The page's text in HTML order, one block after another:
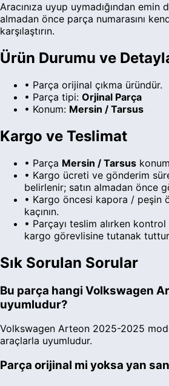
Aracınıza uyup uymadığından emin
almadan önce parça numarasını
karşılaştırın.
Ürün Durumu ve
• Parça orijinal çıkma üründür.
• Parça tipi: Orjinal Parça
• Konum: Mersin / Tarsus
Kargo ve Teslimat
• Parça Mersin / Tarsus
• Kargo ücreti ve gönderim
belirlenir; satın almadan önce
• Kargo öncesi kapora / peşin
kaçının.
• Parçayı teslim alırken
kargo görevlisine tutanak
Sık Sorulan Sorular
Bu parça hangi Volkswagen
uyumludur?
Volkswagen Arteon 2025-2025
araçlarla uyumludur.
Parça orijinal mi yoksa yan